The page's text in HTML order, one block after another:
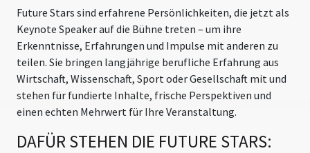
Future Stars sind erfahrene Persönlichkeiten, die jetzt als
Keynote Speaker auf die Bühne treten – um ihre
Erkenntnisse, Erfahrungen und Impulse mit anderen zu
teilen. Sie bringen langjährige berufliche Erfahrung aus
Wirtschaft, Wissenschaft, Sport oder Gesellschaft mit und
stehen für fundierte Inhalte, frische Perspektiven und
einen echten Mehrwert für Ihre Veranstaltung.
DAFÜR STEHEN DIE FUTURE STARS: